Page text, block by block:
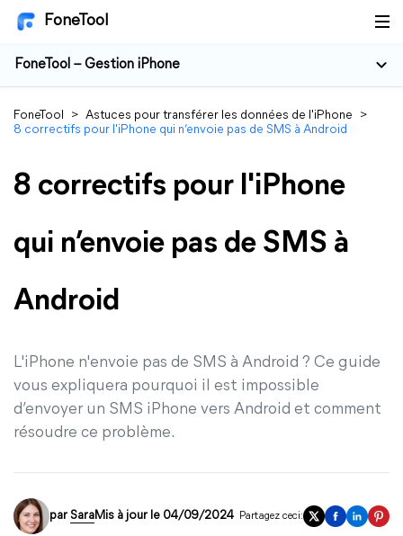
FoneTool
FoneTool – Gestion iPhone
FoneTool > Astuces pour transférer les données de l'iPhone
>
8 correctifs pour l'iPhone qui n’envoie pas de SMS à Android
8 correctifs pour l'iPhone
qui n’envoie pas de SMS à
Android
L'iPhone n'envoie pas de SMS à Android ? Ce guide
vous expliquera pourquoi il est impossible
d’envoyer un SMS iPhone vers Android et comment
résoudre ce problème.
par SaraMis à jour le 04/09/2024 Partagez ceci: